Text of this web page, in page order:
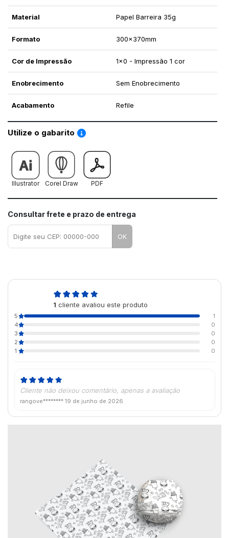
Material Papel Barreira 35g
Formato 300x370mm
Cor de Impressão 1x0 - Impressão 1 cor
Enobrecimento Sem Enobrecimento
Acabamento Refile
Utilize o gabarito Saiba como utilizar os nossos gabaritos
Illustrator Corel Draw PDF
Consultar frete e prazo de entrega
OK
1 cliente avaliou este produto
5
1
4
0
3
0
2
0
1
0
Cliente não deixou comentário, apenas a avaliação
rangove******** 19 de junho de 2026